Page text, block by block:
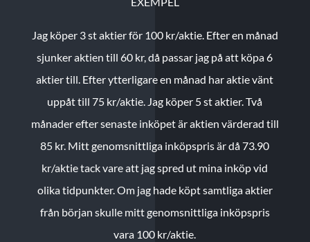
Jag köper 3 st aktier för 100 kr/aktie. Efter en månad
sjunker aktien till 60 kr, då passar jag på att köpa 6
aktier till. Efter ytterligare en månad har aktie vänt
uppåt till 75 kr/aktie. Jag köper 5 st aktier.Två
månader efter senaste inköpet är aktien värderad till
85 kr. Mitt genomsnittliga inköpspris är då 73.90
kr/aktie tack vare att jag spred ut mina inköp vid
olika tidpunkter. Om jag hade köpt samtliga aktier
från början skulle mitt genomsnittliga inköpspris
vara 100 kr/aktie.